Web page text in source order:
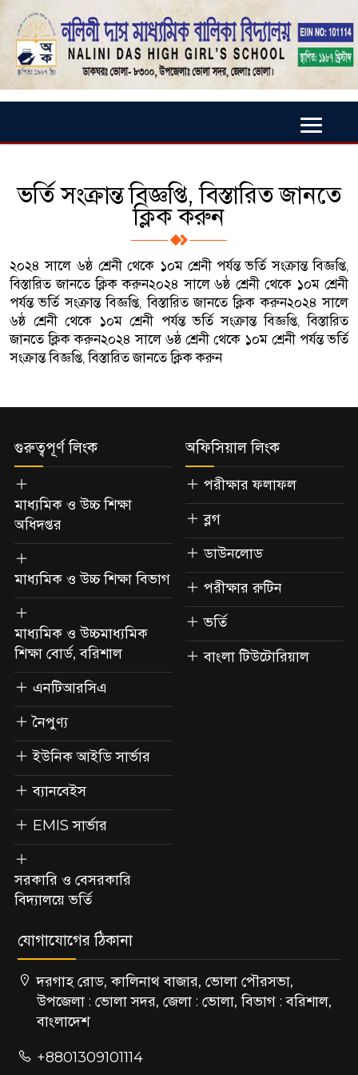
ভর্তি সংক্রান্ত বিজ্ঞপ্তি, বিস্তারিত জানতে
ক্লিক করুন
২০২৪ সালে ৬ষ্ঠ শ্রেনী থেকে ১০ম শ্রেনী পর্যন্ত ভর্তি সংক্রান্ত বিজ্ঞপ্তি,
বিস্তারিত জানতে ক্লিক করুন২০২৪ সালে ৬ষ্ঠ শ্রেনী থেকে ১০ম শ্রেনী
পর্যন্ত ভর্তি সংক্রান্ত বিজ্ঞপ্তি, বিস্তারিত জানতে ক্লিক করুন২০২৪ সালে
৬ষ্ঠ শ্রেনী থেকে ১০ম শ্রেনী পর্যন্ত ভর্তি সংক্রান্ত বিজ্ঞপ্তি, বিস্তারিত
জানতে ক্লিক করুন২০২৪ সালে ৬ষ্ঠ শ্রেনী থেকে ১০ম শ্রেনী পর্যন্ত ভর্তি
সংক্রান্ত বিজ্ঞপ্তি, বিস্তারিত জানতে ক্লিক করুন
গুরুত্বপূর্ণ লিংক
মাধ্যমিক ও উচ্চ শিক্ষা
অধিদপ্তর
মাধ্যমিক ও উচ্চ শিক্ষা বিভাগ
মাধ্যমিক ও উচ্চমাধ্যমিক
শিক্ষা বোর্ড, বরিশাল
এনটিআরসিএ
নৈপুণ্য
ইউনিক আইডি সার্ভার
ব্যানবেইস
EMIS সার্ভার
সরকারি ও বেসরকারি
বিদ্যালয়ে ভর্তি
অফিসিয়াল লিংক
পরীক্ষার ফলাফল
ব্লগ
ডাউনলোড
পরীক্ষার রুটিন
ভর্তি
বাংলা টিউটোরিয়াল
যোগাযোগের ঠিকানা
দরগাহ রোড, কালিনাথ বাজার, ভোলা পৌরসভা,
উপজেলা : ভোলা সদর, জেলা : ভোলা, বিভাগ : বরিশাল,
বাংলাদেশ
+8801309101114